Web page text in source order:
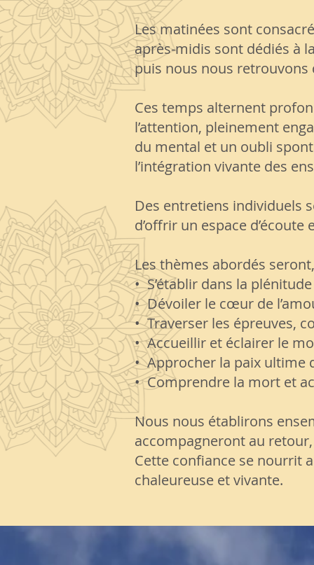
Les matinées sont
après-midis sont dédiés à
puis nous nous
Ces temps alternent
l’attention, pleinement
du mental et un oubli
l’intégration vivante des
Des entretiens individuels
d’offrir un espace
Les thèmes abordés
•⁠ ⁠S’établir dans la
•⁠ ⁠Dévoiler le cœur de
•⁠ ⁠Traverser les épreuves,
•⁠ ⁠Accueillir et éclairer le
•⁠ ⁠Approcher la paix ultime
•⁠ ⁠Comprendre la mort et
Nous nous établirons
accompagneront au
Cette confiance se nourrit
chaleureuse et vivante.